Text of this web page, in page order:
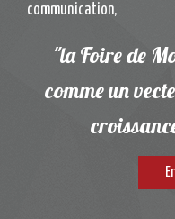
communication,
"la Foire de
comme un